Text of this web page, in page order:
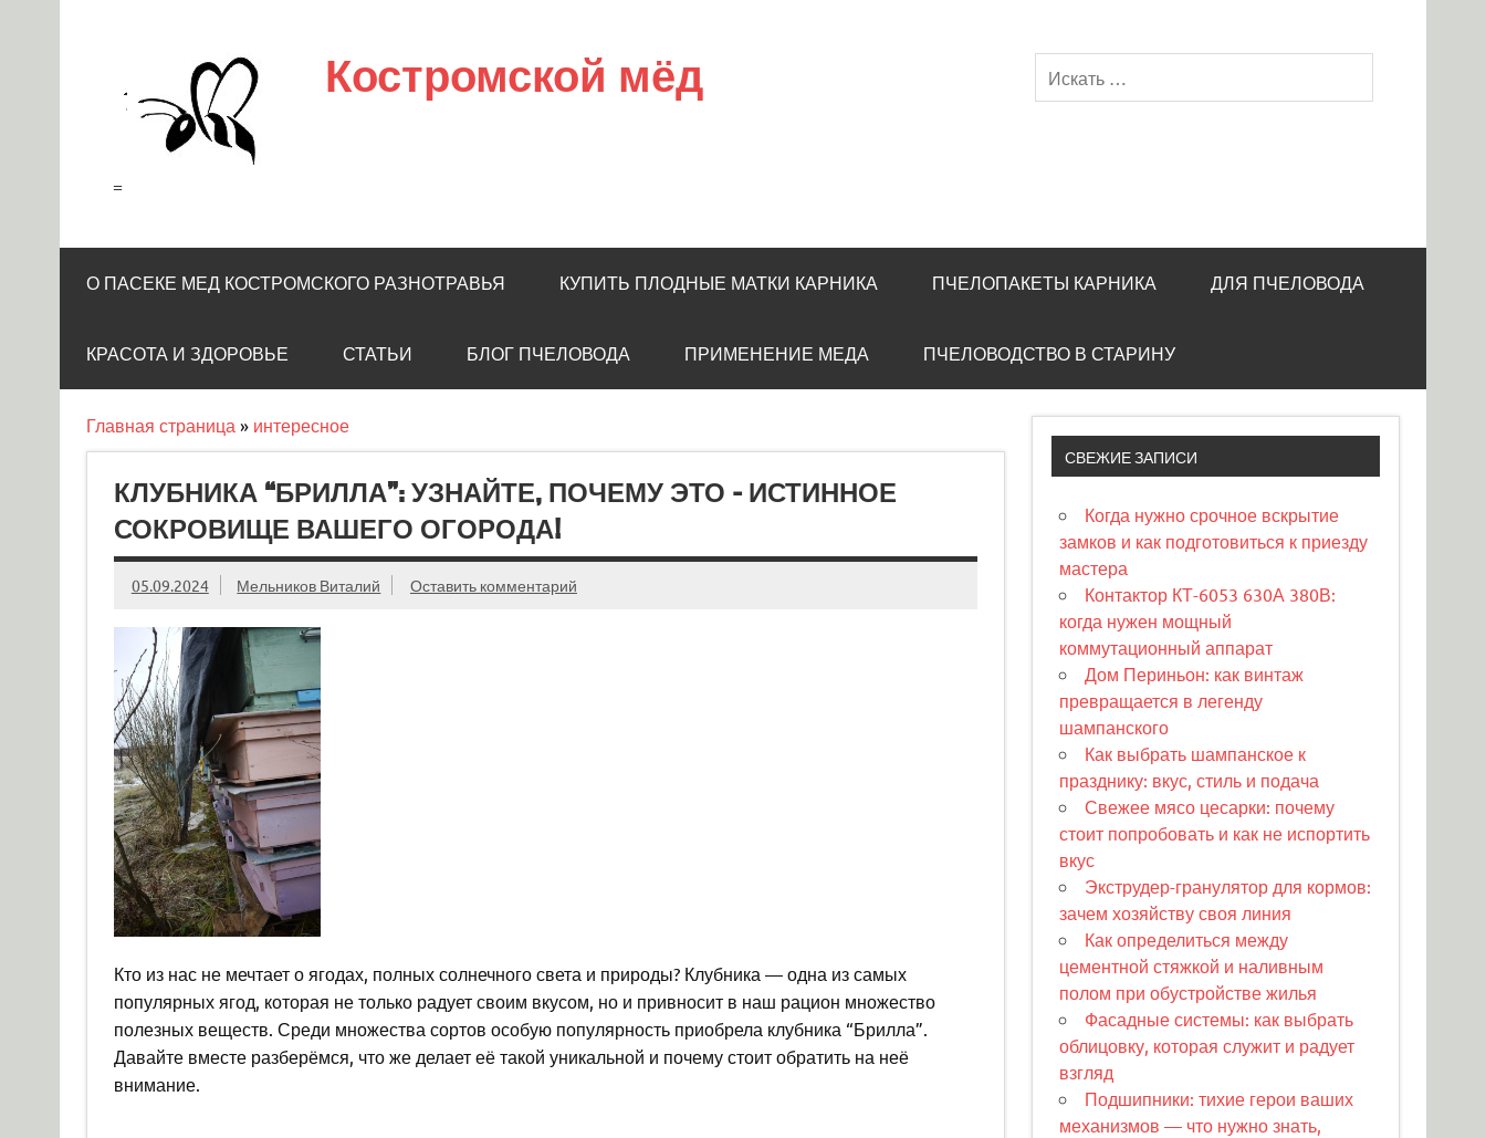
Костромской мёд
=
О ПАСЕКЕ МЕД КОСТРОМСКОГО РАЗНОТРАВЬЯ КУПИТЬ ПЛОДНЫЕ МАТКИ КАРНИКА ПЧЕЛОПАКЕТЫ КАРНИКА ДЛЯ ПЧЕЛОВОДА
КРАСОТА И ЗДОРОВЬЕ СТАТЬИ БЛОГ ПЧЕЛОВОДА ПРИМЕНЕНИЕ МЕДА ПЧЕЛОВОДСТВО В СТАРИНУ
Главная страница » интересное
КЛУБНИКА “БРИЛЛА”: УЗНАЙТЕ, ПОЧЕМУ ЭТО – ИСТИННОЕ
СОКРОВИЩЕ ВАШЕГО ОГОРОДА!
05.09.2024 Мельников Виталий Оставить комментарий
Кто из нас не мечтает о ягодах, полных солнечного света и природы? Клубника — одна из самых
популярных ягод, которая не только радует своим вкусом, но и привносит в наш рацион множество
полезных веществ. Среди множества сортов особую популярность приобрела клубника “Брилла”.
Давайте вместе разберёмся, что же делает её такой уникальной и почему стоит обратить на неё
внимание.
СВЕЖИЕ ЗАПИСИ
Когда нужно срочное вскрытие
замков и как подготовиться к приезду
мастера
Контактор КТ-6053 630А 380В:
когда нужен мощный
коммутационный аппарат
Дом Периньон: как винтаж
превращается в легенду
шампанского
Как выбрать шампанское к
празднику: вкус, стиль и подача
Свежее мясо цесарки: почему
стоит попробовать и как не испортить
вкус
Экструдер-гранулятор для кормов:
зачем хозяйству своя линия
Как определиться между
цементной стяжкой и наливным
полом при обустройстве жилья
Фасадные системы: как выбрать
облицовку, которая служит и радует
взгляд
Подшипники: тихие герои ваших
механизмов — что нужно знать,